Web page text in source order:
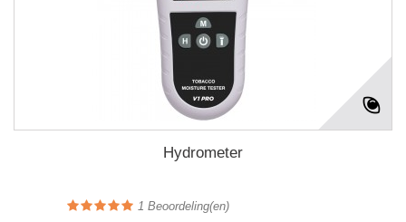
Hydrometer
1 Beoordeling(en)